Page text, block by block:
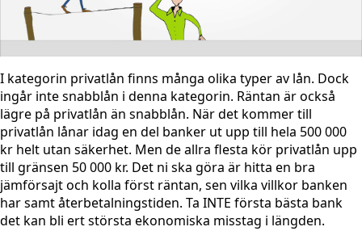
I kategorin privatlån finns många olika typer av lån. Dock
ingår inte snabblån i denna kategorin. Räntan är också
lägre på privatlån än snabblån. När det kommer till
privatlån lånar idag en del banker ut upp till hela 500 000
kr helt utan säkerhet. Men de allra flesta kör privatlån upp
till gränsen 50 000 kr. Det ni ska göra är hitta en bra
jämförsajt och kolla först räntan, sen vilka villkor banken
har samt återbetalningstiden. Ta INTE första bästa bank
det kan bli ert största ekonomiska misstag i längden.